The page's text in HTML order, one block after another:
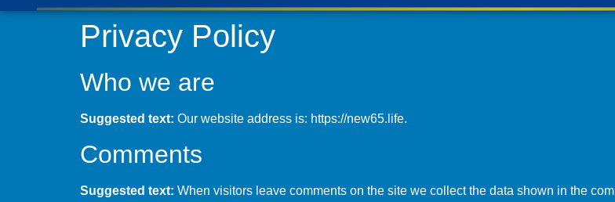
Privacy Policy
Who we are
Suggested text: Our website address is: https://new65.life.
Comments
Suggested text: When visitors leave comments on the site we collect the data shown in the